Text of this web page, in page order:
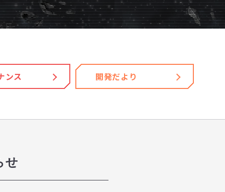
ンス 開発だより
せ